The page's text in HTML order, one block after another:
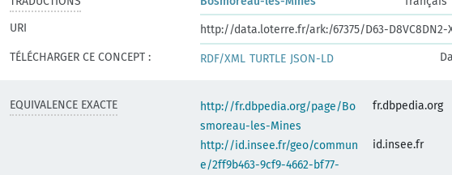
URI
http://data.loterre.fr/ark:/67375/D63-D8VC8DN2-
TÉLÉCHARGER CE CONCEPT :
RDF/XML TURTLE JSON-LD
EQUIVALENCE EXACTE
http://fr.dbpedia.org/page/Bo
smoreau-les-Mines
fr.dbpedia.org
http://id.insee.fr/geo/commun
e/2ff9b463-9cf9-4662-bf77-
id.insee.fr